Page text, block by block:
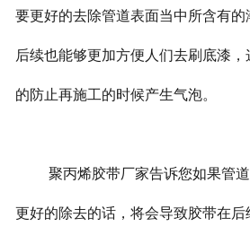
要更好的去除管道表面当中所含有
后续也能够更加方便人们去刷底漆
的防止再施工的时候产生气泡。
聚丙烯胶带厂家告诉您如果管
更好的除去的话，将会导致胶带在